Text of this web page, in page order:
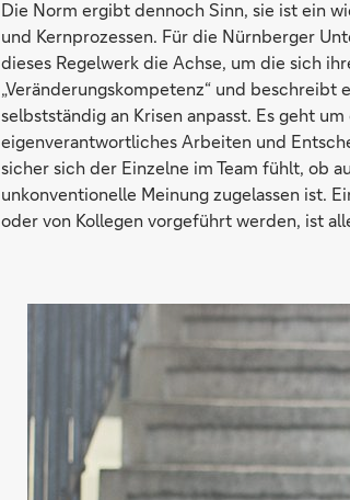
Die Norm ergibt dennoch Sinn, sie ist ein
und Kernprozessen. Für die Nürnberger
dieses Regelwerk die Achse, um die sich
„Veränderungskompetenz“ und beschreibt
selbstständig an Krisen anpasst. Es geht
eigenverantwortliches Arbeiten und
sicher sich der Einzelne im Team fühlt, ob
unkonventionelle Meinung zugelassen ist.
oder von Kollegen vorgeführt werden, ist